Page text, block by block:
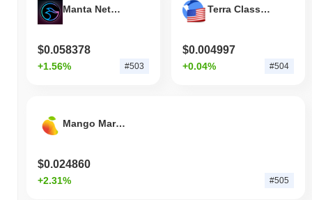
Manta Network
$0.058378
+1.56% #503
Terra Classic USD
$0.004997
+0.04% #504
Mango Markets
$0.024860
+2.31% #505